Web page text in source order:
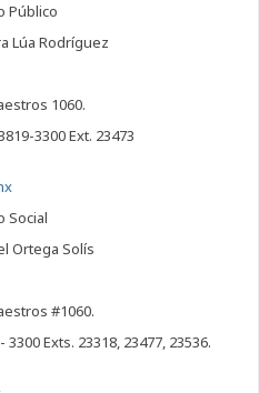
Público
Lúa Rodríguez
1060.
3300 Ext. 23473
Social
Ortega Solís
#1060.
Exts. 23318, 23477, 23536.